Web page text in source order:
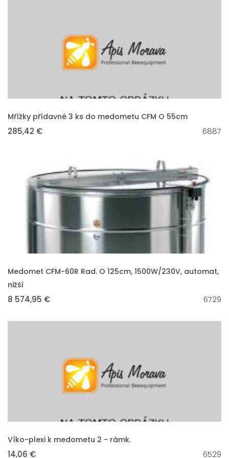
VLOŽIT DO KOŠÍKU
Mřížky přídavné 3 ks do medometu CFM O 55cm
285,42 € 6887
VLOŽIT DO KOŠÍKU
Medomet CFM-60R Rad. O 125cm, 1500W/230V, automat,
nižší
8 574,95 € 6729
VLOŽIT DO KOŠÍKU
Víko-plexi k medometu 2 - rámk.
14,06 € 6529